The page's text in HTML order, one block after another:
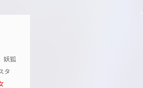
狐
タ